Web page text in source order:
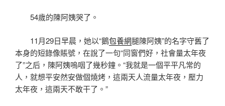
54歲的陳阿姨哭了。
11月29日早晨，她以“鵝包養網腿陳阿姨”的名字守舊了
本身的短錄像賬號，在說了一句“同窗們好，社會量太年夜
了”之后，陳阿姨嗚咽了幾秒鐘。“我就是一個平平凡常的
人，就想平安然安做個燒烤，這兩天人流量太年夜，壓力
太年夜，這兩天不敢干了。”